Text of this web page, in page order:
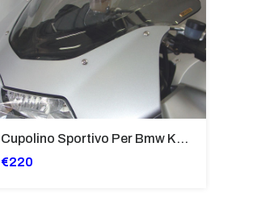
Cupolino Sportivo Per Bmw K 1200 R Sport 2005-07 TRASPARENTE - Sc967-T
€220